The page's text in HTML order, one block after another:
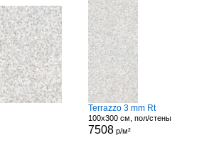
Terrazzo 3 mm Rt
100x300 см, пол/стены
7508 р/м²